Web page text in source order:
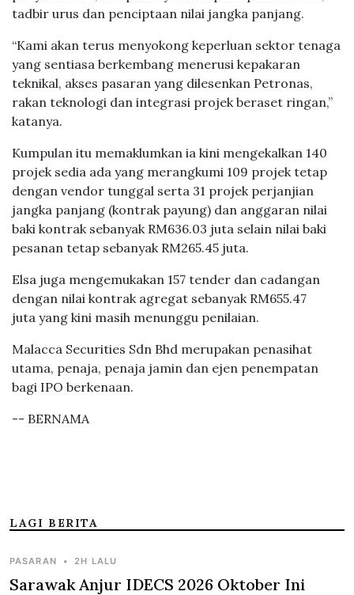
tadbir urus dan penciptaan nilai jangka panjang.
“Kami akan terus menyokong keperluan sektor tenaga
yang sentiasa berkembang menerusi kepakaran
teknikal, akses pasaran yang dilesenkan Petronas,
rakan teknologi dan integrasi projek beraset ringan,”
katanya.
Kumpulan itu memaklumkan ia kini mengekalkan 140
projek sedia ada yang merangkumi 109 projek tetap
dengan vendor tunggal serta 31 projek perjanjian
jangka panjang (kontrak payung) dan anggaran nilai
baki kontrak sebanyak RM636.03 juta selain nilai baki
pesanan tetap sebanyak RM265.45 juta.
Elsa juga mengemukakan 157 tender dan cadangan
dengan nilai kontrak agregat sebanyak RM655.47
juta yang kini masih menunggu penilaian.
Malacca Securities Sdn Bhd merupakan penasihat
utama, penaja, penaja jamin dan ejen penempatan
bagi IPO berkenaan.
-- BERNAMA
LAGI BERITA
PASARAN • 2H LALU
Sarawak Anjur IDECS 2026 Oktober Ini